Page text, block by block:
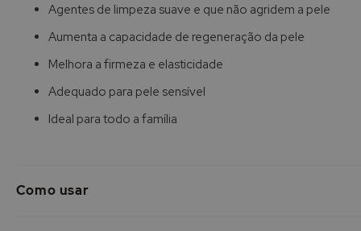
Agentes de limpeza suave e que não agridem a pele
Aumenta a capacidade de regeneração da pele
Melhora a firmeza e elasticidade
Adequado para pele sensível
Ideal para todo a família
Como usar